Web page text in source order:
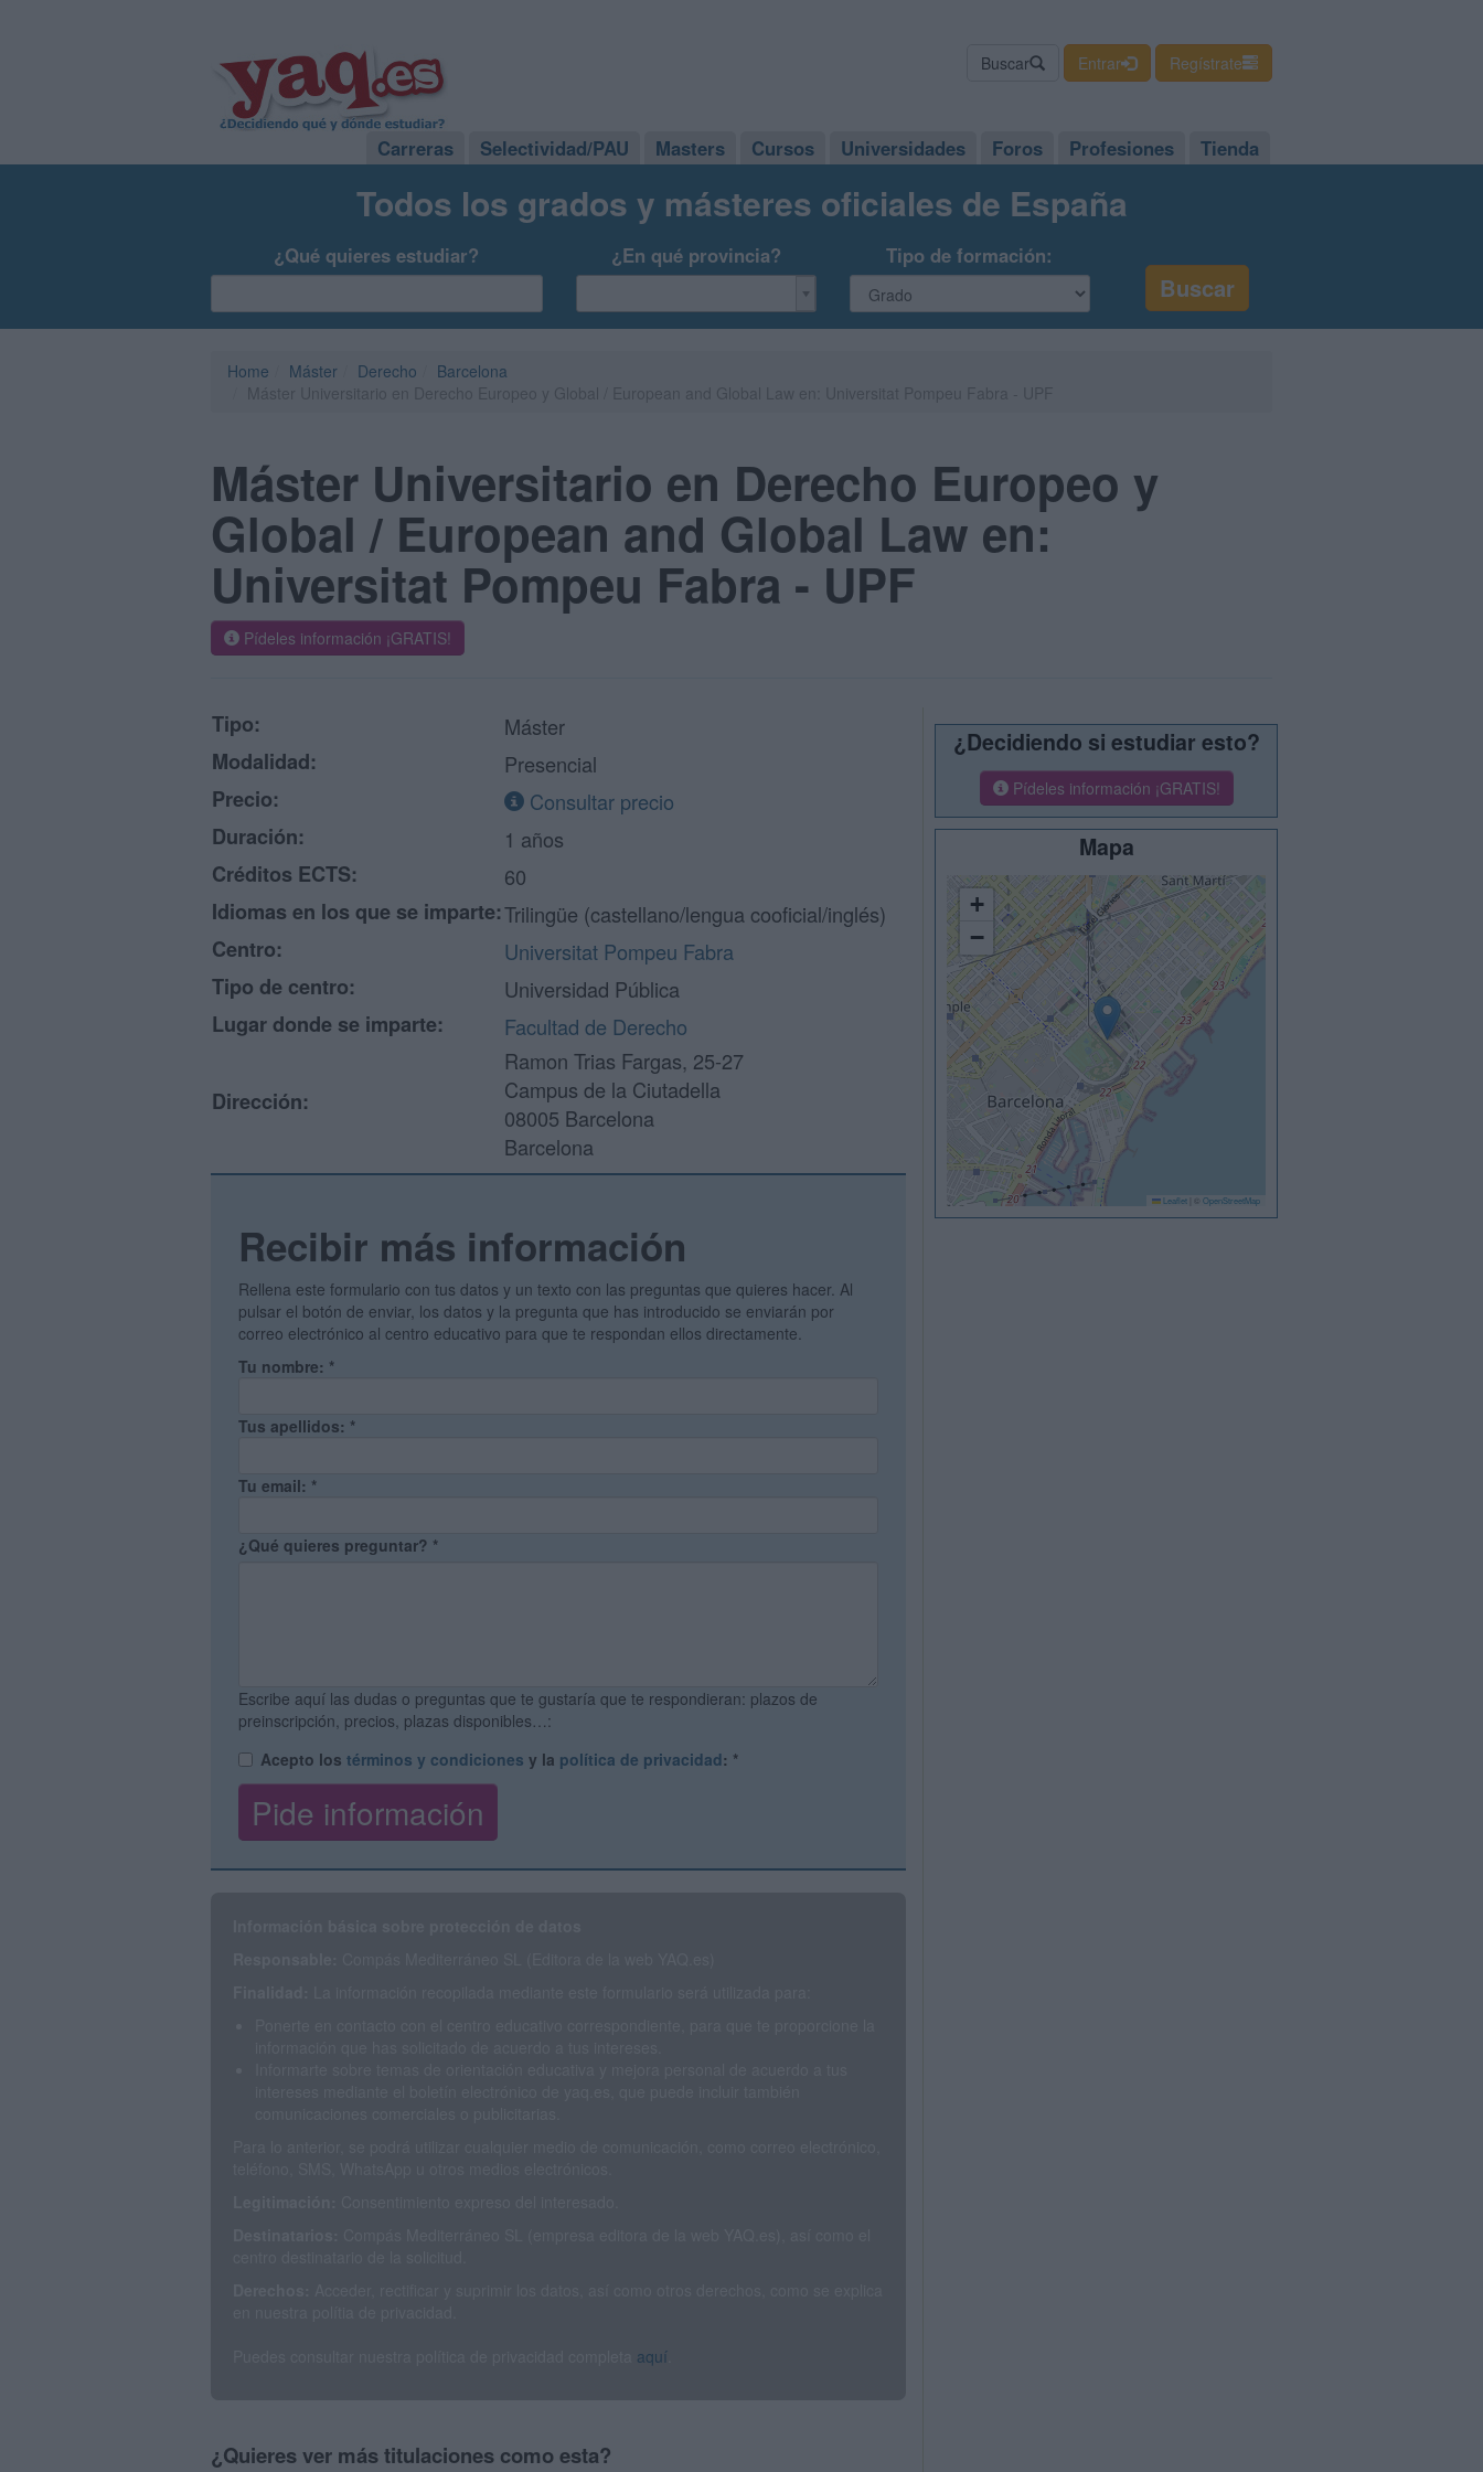
Buscar Entrar Regístrate
Carreras Selectividad/PAU Masters Cursos Universidades Foros Profesiones Tienda
Todos los grados y másteres oficiales de España
¿Qué quieres estudiar? ¿En qué provincia? Tipo de formación:
Home Máster Derecho
Barcelona
Máster Universitario en Derecho Europeo y
Global / European and Global Law en:
Universitat Pompeu Fabra - UPF
Pídeles información ¡GRATIS!
Tipo:
Máster
Modalidad:
Presencial
Precio:
Consultar precio
Duración:
1 años
Créditos ECTS:
60
Idiomas en los que se imparte:Trilingüe (castellano/lengua cooficial/inglés)
Centro:
Universitat Pompeu Fabra
Tipo de centro:
Universidad Pública
Lugar donde se imparte:
Facultad de Derecho
Dirección:
Ramon Trias Fargas, 25-27
Campus de la Ciutadella
08005 Barcelona
Barcelona
Recibir más información
Rellena este formulario con tus datos y un texto con las preguntas que quieres hacer. Al
pulsar el botón de enviar, los datos y la pregunta que has introducido se enviarán por
correo electrónico al centro educativo para que te respondan ellos directamente.
Tu nombre: *
Tus apellidos: *
Tu email: *
¿Qué quieres preguntar? *
Escribe aquí las dudas o preguntas que te gustaría que te respondieran: plazos de
preinscripción, precios, plazas disponibles…:
Acepto los términos y condiciones y la política de privacidad: *
aquí
¿Quieres ver más titulaciones como esta?
¿Decidiendo si estudiar esto?
Pídeles información ¡GRATIS!
Mapa
+
−
Leaflet © OpenStreetMap